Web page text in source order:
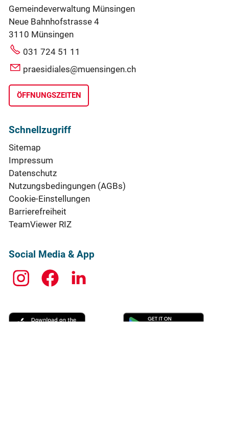
Gemeindeverwaltung Münsingen
Neue Bahnhofstrasse 4
3110 Münsingen
031 724 51 11
praesidiales@muensingen.ch
ÖFFNUNGSZEITEN
Schnellzugriff
Sitemap
Impressum
Datenschutz
Nutzungsbedingungen (AGBs)
Cookie-Einstellungen
Barrierefreiheit
TeamViewer RIZ
Social Media & App